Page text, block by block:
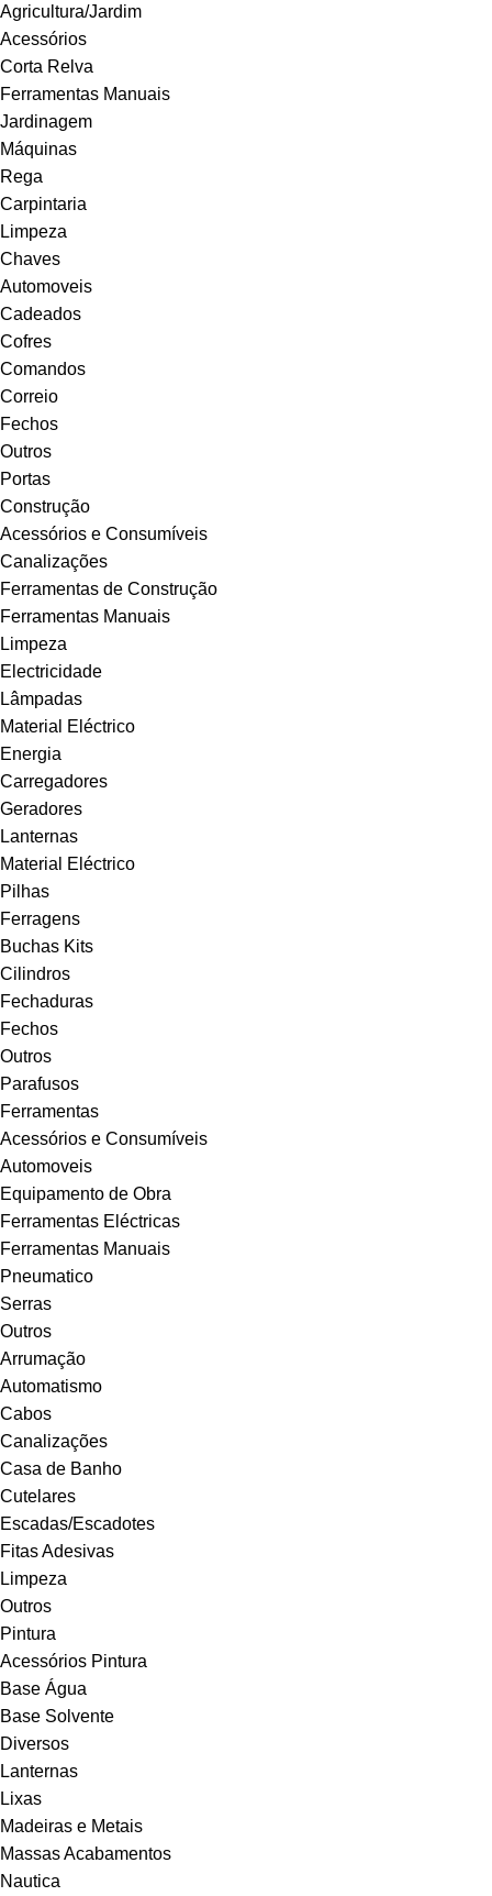
Agricultura/Jardim
Acessórios
Corta Relva
Ferramentas Manuais
Jardinagem
Máquinas
Rega
Carpintaria
Limpeza
Chaves
Automoveis
Cadeados
Cofres
Comandos
Correio
Fechos
Outros
Portas
Construção
Acessórios e Consumíveis
Canalizações
Ferramentas de Construção
Ferramentas Manuais
Limpeza
Electricidade
Lâmpadas
Material Eléctrico
Energia
Carregadores
Geradores
Lanternas
Material Eléctrico
Pilhas
Ferragens
Buchas Kits
Cilindros
Fechaduras
Fechos
Outros
Parafusos
Ferramentas
Acessórios e Consumíveis
Automoveis
Equipamento de Obra
Ferramentas Eléctricas
Ferramentas Manuais
Pneumatico
Serras
Outros
Arrumação
Automatismo
Cabos
Canalizações
Casa de Banho
Cutelares
Escadas/Escadotes
Fitas Adesivas
Limpeza
Outros
Pintura
Acessórios Pintura
Base Água
Base Solvente
Diversos
Lanternas
Lixas
Madeiras e Metais
Massas Acabamentos
Nautica